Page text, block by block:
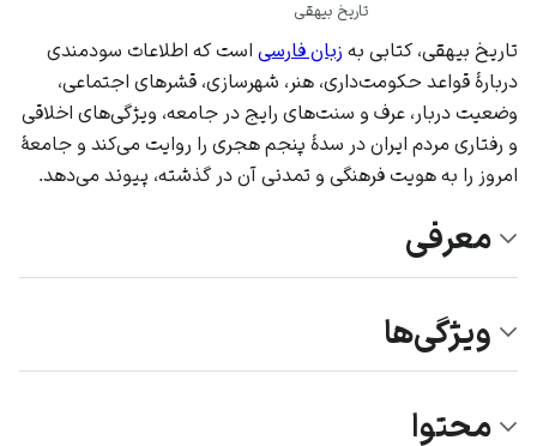
تاریخ بیهقی
تاریخ بیهقی، کتابی به زبان فارسی است که اطلاعات سودمندی
دربارهٔ قواعد حکومت‌داری، هنر، شهرسازی، قشرهای اجتماعی،
وضعیت دربار، عرف و سنت‌های رایج در جامعه، ویژگی‌های اخلاقی
و رفتاری مردم ایران در سدهٔ پنجم هجری را روایت می‌کند و جامعهٔ
امروز را به هویت فرهنگی و تمدنی آن در گذشته، پیوند می‌دهد.
معرفی
ویژگی‌ها
محتوا